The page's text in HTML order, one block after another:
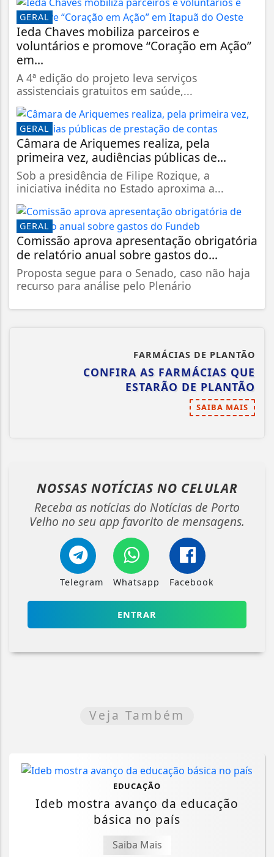
GERAL
Ieda Chaves mobiliza parceiros e
voluntários e promove “Coração em Ação”
em...
A 4ª edição do projeto leva serviços
assistenciais gratuitos em saúde,...
GERAL
Câmara de Ariquemes realiza, pela
primeira vez, audiências públicas de...
Sob a presidência de Filipe Rozique, a
iniciativa inédita no Estado aproxima a...
GERAL
Comissão aprova apresentação obrigatória
de relatório anual sobre gastos do...
Proposta segue para o Senado, caso não haja
recurso para análise pelo Plenário
FARMÁCIAS DE PLANTÃO
CONFIRA AS FARMÁCIAS QUE
ESTARÃO DE PLANTÃO
SAIBA MAIS
NOSSAS NOTÍCIAS NO CELULAR
Receba as notícias do Notícias de Porto
Velho no seu app favorito de mensagens.
Telegram Whatsapp Facebook
ENTRAR
Veja Também
EDUCAÇÃO
Ideb mostra avanço da educação
básica no país
Saiba Mais